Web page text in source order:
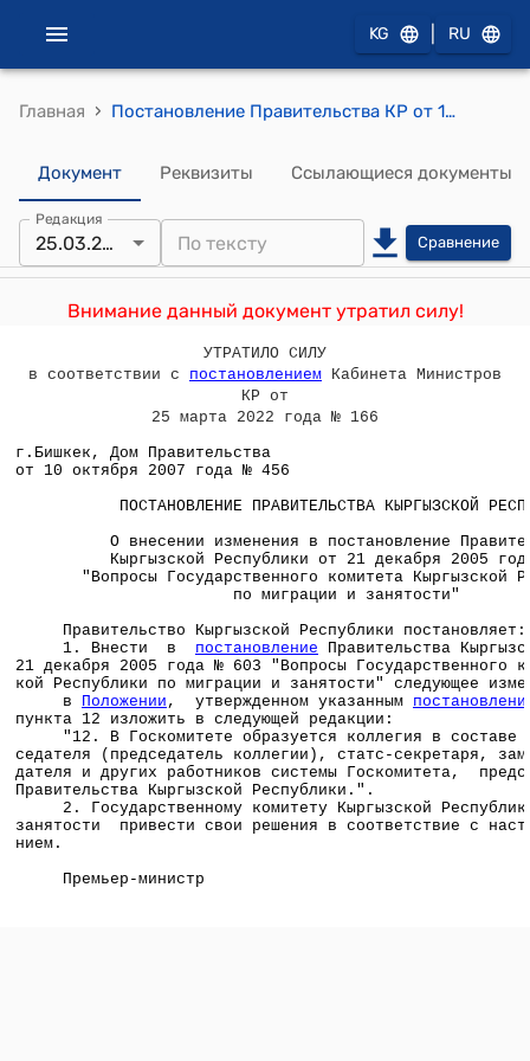
KG RU
Главная › Постановление Правительства КР от 10 октября 2007 года № 456 "О внесении изменения в постановление Правительства Кыргызской Республики от 21 декабря 2005 года N 603 "Вопросы Государственного комитета Кыргызской Республики по миграции и занятости"
Документ Реквизиты Ссылающиеся документы
Редакция
25.03.2022 Сравнение
Внимание данный документ утратил силу!